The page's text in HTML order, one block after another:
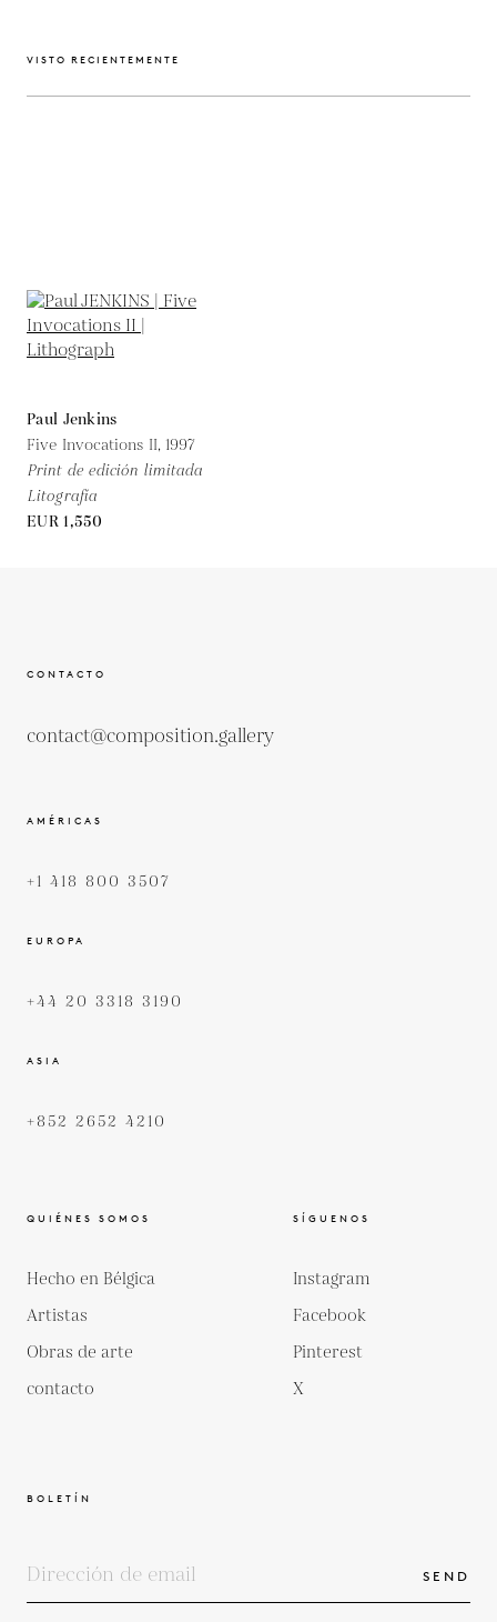
VISTO RECIENTEMENTE
Paul Jenkins
Five Invocations II, 1997
Print de edición limitada
Litografía
EUR 1,550
CONTACTO
contact@composition.gallery
AMÉRICAS
+1 418 800 3507
EUROPA
+44 20 3318 3190
ASIA
+852 2652 4210
QUIÉNES SOMOS
Hecho en Bélgica
Artistas
Obras de arte
contacto
SÍGUENOS
Instagram
Facebook
Pinterest
X
BOLETÍN
SEND